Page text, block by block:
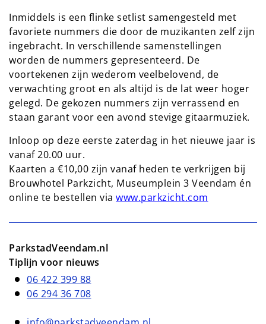
Inmiddels is een flinke setlist samengesteld met
favoriete nummers die door de muzikanten zelf zijn
ingebracht. In verschillende samenstellingen
worden de nummers gepresenteerd. De
voortekenen zijn wederom veelbelovend, de
verwachting groot en als altijd is de lat weer hoger
gelegd. De gekozen nummers zijn verrassend en
staan garant voor een avond stevige gitaarmuziek.
Inloop op deze eerste zaterdag in het nieuwe jaar is
vanaf 20.00 uur.
Kaarten a €10,00 zijn vanaf heden te verkrijgen bij
Brouwhotel Parkzicht, Museumplein 3 Veendam én
online te bestellen via www.parkzicht.com
ParkstadVeendam.nl
Tiplijn voor nieuws
06 422 399 88
06 294 36 708